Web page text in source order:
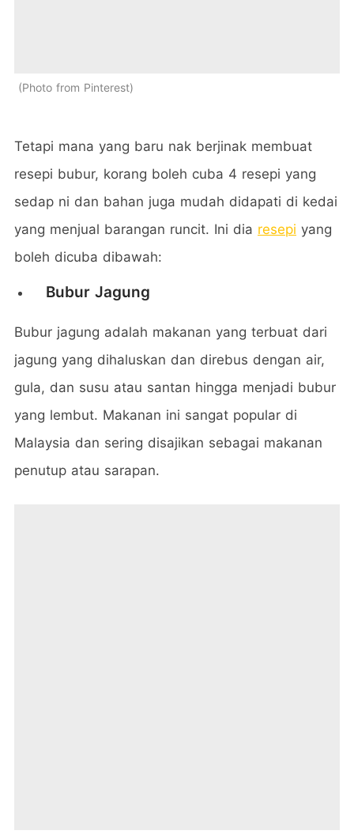
Photo from Pinterest
Tetapi mana yang baru nak berjinak membuat
resepi bubur, korang boleh cuba 4 resepi yang
sedap ni dan bahan juga mudah didapati di kedai
yang menjual barangan runcit. Ini dia resepi yang
boleh dicuba dibawah:
Bubur Jagung
Bubur jagung adalah makanan yang terbuat dari
jagung yang dihaluskan dan direbus dengan air,
gula, dan susu atau santan hingga menjadi bubur
yang lembut. Makanan ini sangat popular di
Malaysia dan sering disajikan sebagai makanan
penutup atau sarapan.